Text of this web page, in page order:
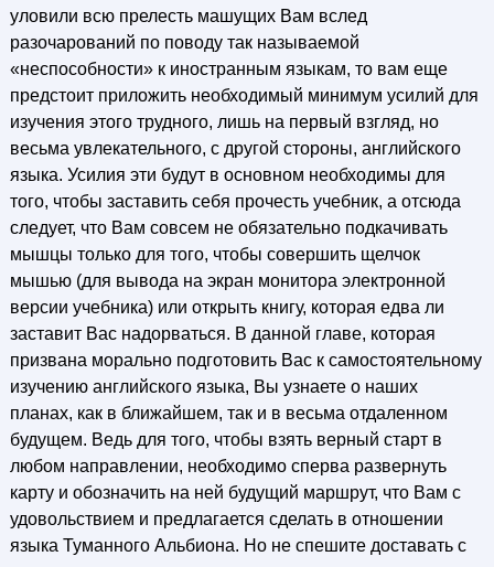
уловили всю прелесть машущих Вам вслед
разочарований по поводу так называемой
«неспособности» к иностранным языкам, то вам еще
предстоит приложить необходимый минимум усилий для
изучения этого трудного, лишь на первый взгляд, но
весьма увлекательного, с другой стороны, английского
языка. Усилия эти будут в основном необходимы для
того, чтобы заставить себя прочесть учебник, а отсюда
следует, что Вам совсем не обязательно подкачивать
мышцы только для того, чтобы совершить щелчок
мышью (для вывода на экран монитора электронной
версии учебника) или открыть книгу, которая едва ли
заставит Вас надорваться. В данной главе, которая
призвана морально подготовить Вас к самостоятельному
изучению английского языка, Вы узнаете о наших
планах, как в ближайшем, так и в весьма отдаленном
будущем. Ведь для того, чтобы взять верный старт в
любом направлении, необходимо сперва развернуть
карту и обозначить на ней будущий маршрут, что Вам с
удовольствием и предлагается сделать в отношении
языка Туманного Альбиона. Но не спешите доставать с